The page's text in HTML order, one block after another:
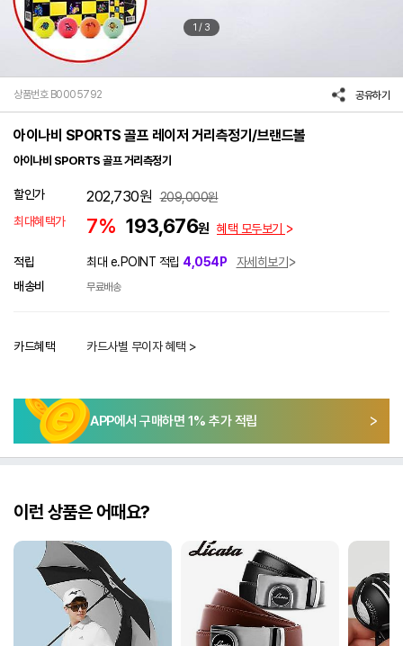
1 / 3
상품번호 B0005792 공유하기
아이나비 SPORTS 골프 레이저 거리측정기/브랜드볼
아이나비 SPORTS 골프 거리측정기
할인가 202,730원 209,000원
최대혜택가
7% 193,676원 혜택 모두보기
적립 최대 e.POINT 적립 4,054P
자세히보기
배송비
무료배송
카드혜택 카드사별 무이자 혜택 >
APP에서 구매하면 1% 추가 적립
이런 상품은 어때요?